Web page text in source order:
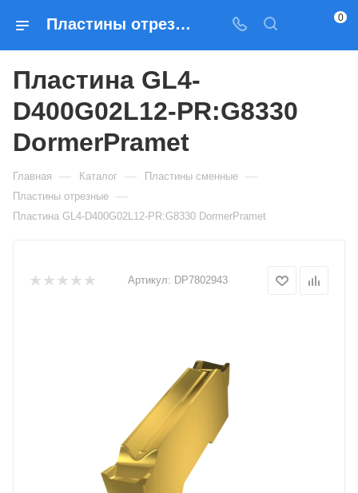
Пластины отрезные Пластина GL4-D400G02L12-PR:G8330 DormerPramet — купить по выгодным ценам в Москве 0
Пластина GL4-
D400G02L12-PR:G8330
DormerPramet
Главная — Каталог — Пластины сменные —
Пластины отрезные —
Пластина GL4-D400G02L12-PR:G8330 DormerPramet
Артикул: DP7802943